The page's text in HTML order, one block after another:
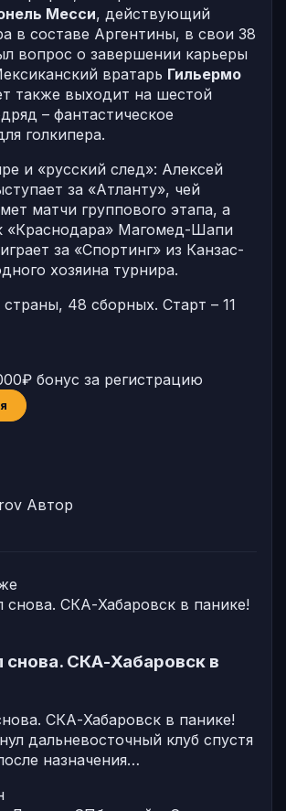
Месси, действующий
в составе Аргентины, в свои 38
вопрос о завершении карьеры
вратарь Гильермо
также выходит на шестой
– фантастическое
голкипера.
и «русский след»: Алексей
за «Атланту», чей
матчи группового этапа, а
«Краснодара» Магомед-Шапи
за «Спортинг» из Канзас-
хозяина турнира.
48 сборных. Старт – 11
бонус за регистрацию
Автор
СКА-Хабаровск в
СКА-Хабаровск в панике!
дальневосточный клуб спустя
назначения…